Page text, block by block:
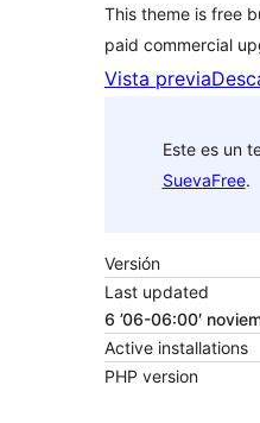
This theme is free
paid commercial
Vista previa
Este es un
SuevaFree.
Versión
Last updated
6 ’06-06:00′
Active installations
PHP version